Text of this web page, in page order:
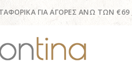
ΓΙΑ ΑΓΟΡΕΣ ΑΝΩ ΤΩΝ €69